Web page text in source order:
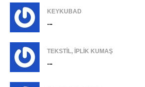
KEYKUBAD
...
TEKSTIL, IPLIK KUMAŞ
...